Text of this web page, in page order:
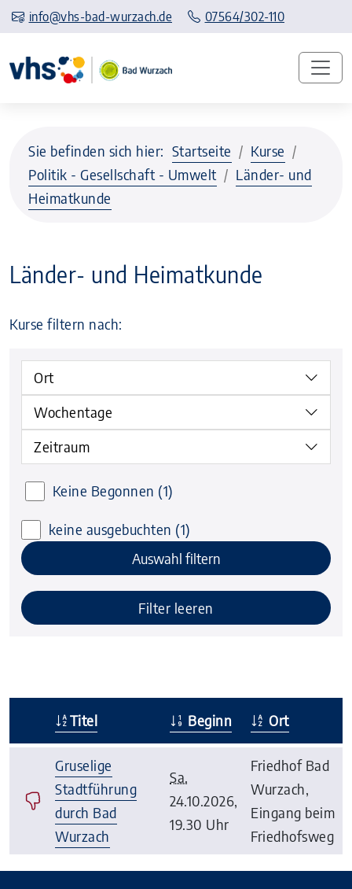
info@vhs-bad-wurzach.de 07564/302-110
Sie befinden sich hier: Startseite
Kurse
Politik - Gesellschaft - Umwelt
Länder- und
Heimatkunde
Länder- und Heimatkunde
Kurse filtern nach:
Ort
Wochentage
Zeitraum
Keine Begonnen (1)
keine ausgebuchten (1)
Auswahl filtern
Filter leeren
Titel Beginn Ort
Gruselige
Stadtführung
durch Bad
Wurzach
Sa.
24.10.2026,
19.30 Uhr
Friedhof Bad
Wurzach,
Eingang beim
Friedhofsweg